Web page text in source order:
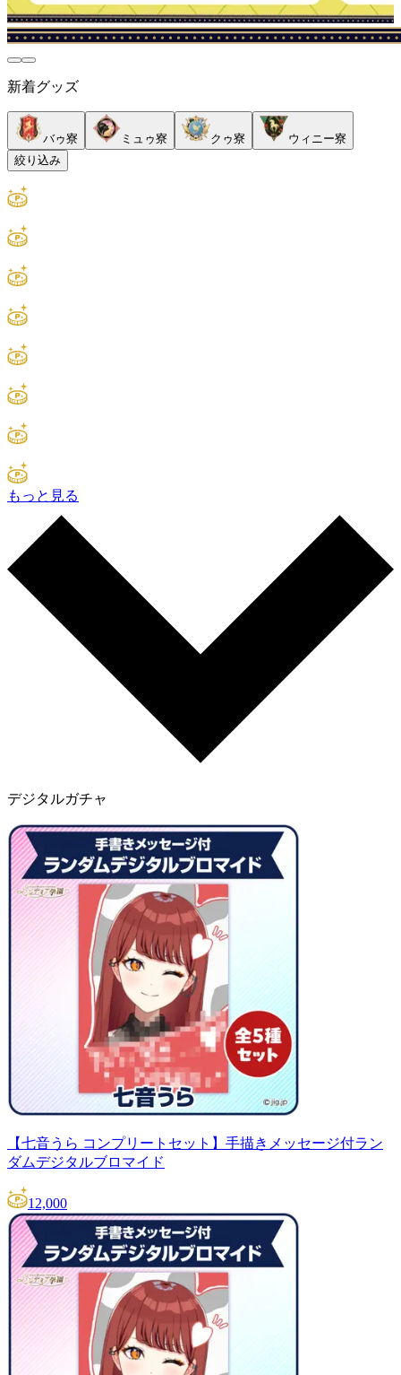
新着グッズ
バゥ寮 ミュゥ寮 クゥ寮
ウィニー寮
絞り込み
もっと見る
デジタルガチャ
【七音うら コンプリートセット】手描きメッセージ付ラン
ダムデジタルブロマイド
12,000